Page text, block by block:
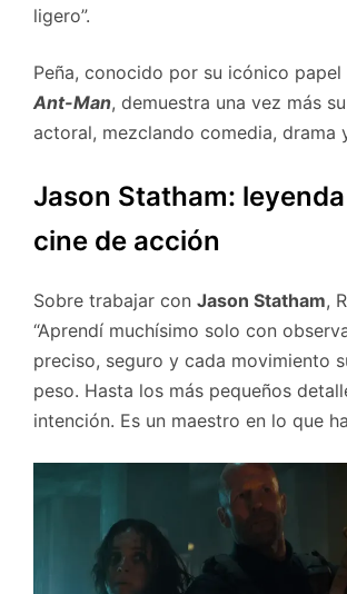
ligero”.
Peña, conocido por su icónico papel
Ant-Man, demuestra una vez más
actoral, mezclando comedia, drama
Jason Statham:
cine de acción
Sobre trabajar con Jason Statham,
“Aprendí muchísimo solo con
preciso, seguro y cada movimiento
peso. Hasta los más pequeños
intención. Es un maestro en lo que